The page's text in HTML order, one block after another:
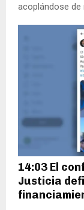
acoplándose de
14:03 El
Justicia